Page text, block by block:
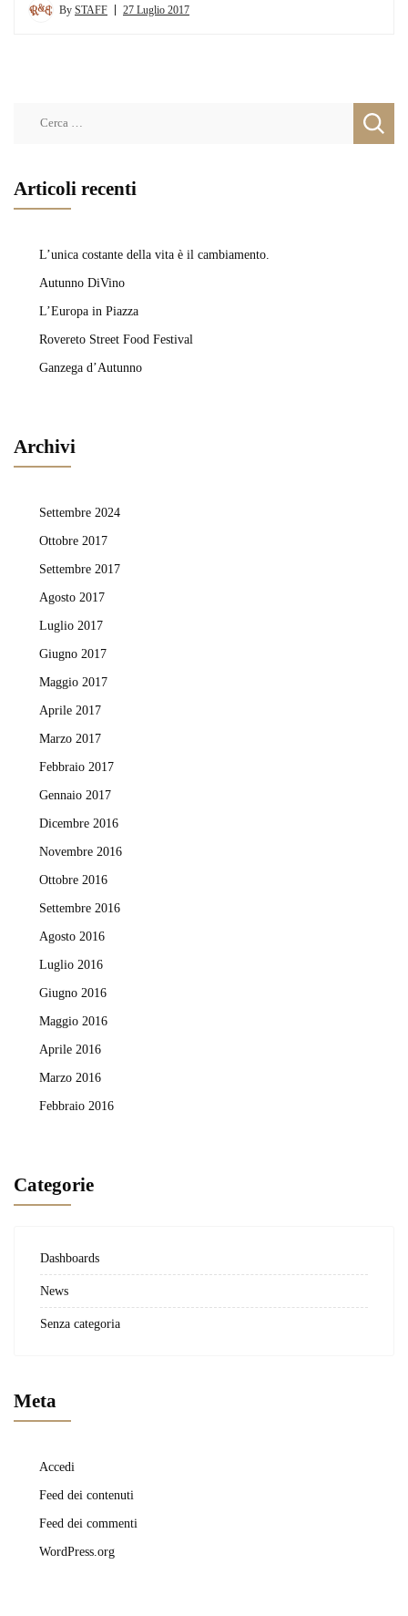
By STAFF 27 Luglio 2017
Articoli recenti
L’unica costante della vita è il cambiamento.
Autunno DiVino
L’Europa in Piazza
Rovereto Street Food Festival
Ganzega d’Autunno
Archivi
Settembre 2024
Ottobre 2017
Settembre 2017
Agosto 2017
Luglio 2017
Giugno 2017
Maggio 2017
Aprile 2017
Marzo 2017
Febbraio 2017
Gennaio 2017
Dicembre 2016
Novembre 2016
Ottobre 2016
Settembre 2016
Agosto 2016
Luglio 2016
Giugno 2016
Maggio 2016
Aprile 2016
Marzo 2016
Febbraio 2016
Categorie
Dashboards
News
Senza categoria
Meta
Accedi
Feed dei contenuti
Feed dei commenti
WordPress.org